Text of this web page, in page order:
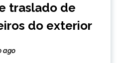
traslado de
do exterior
ago